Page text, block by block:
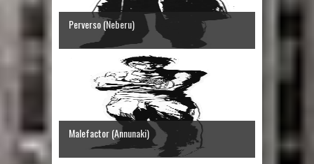
Perverso (Neberu)
Malefactor (Annunaki)